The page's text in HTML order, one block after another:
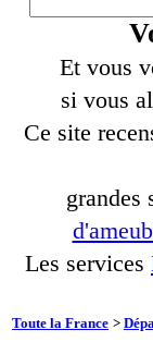
Et vous
si vous
Ce site
grandes
Les services
Toute la France >